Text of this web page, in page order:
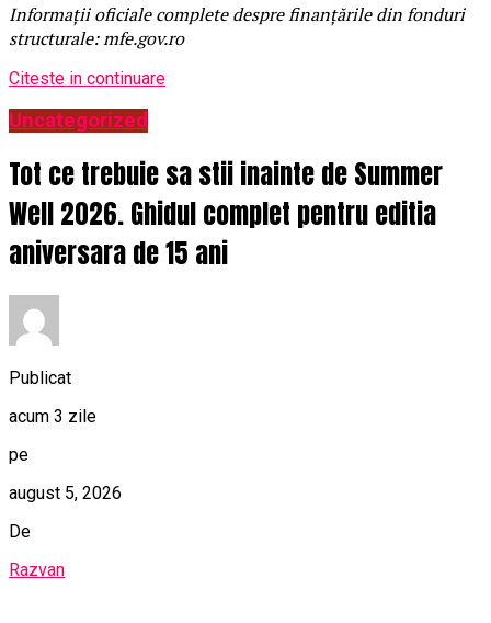
Informații oficiale complete despre finanțările din fonduri
structurale: mfe.gov.ro
Citeste in continuare
Uncategorized
Tot ce trebuie sa stii inainte de Summer
Well 2026. Ghidul complet pentru editia
aniversara de 15 ani
Publicat
acum 3 zile
pe
august 5, 2026
De
Razvan